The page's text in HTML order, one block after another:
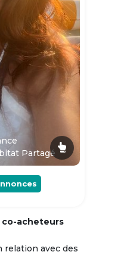
Partagé
acheteurs
relation avec des